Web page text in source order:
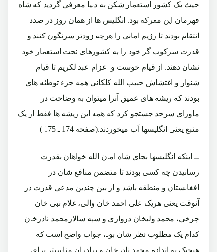
حیث یک کشور استعمار شکن به دنیا معرفی گردید که شاه
قهرمان این معرکه بود. انگلیس ها از همان روز در صدد
انتقام بودند تا رژیم امانی را هرچه زودتر سرنگون کنند و
قدرت سرکوب گر خود را به کشورهای تحت استعمار خود
نشان دهند. از قیام خوست و اعزام عبدالکریم تا قیام
شنوار و اغتشاش حبیب الله کلکانی همه جزء توطئه های
بودند که ریشه های عمیق آنرا میتوان به وضاحت در
ماورای سرحد جستجو کرد که همه این ریشه ها فقط از یک
منبع یعنی انگلیسها آب میخوردند.(صفحه 174 ـ 175 )
ــ اینکه انگلیسها بجای شاه امان الله خواهان بقدرت
رسانیدن چه کسی بودند تا متضمن منافع شان در
افغانستان و منطقه باشد و از بین چندین مدعی قدرت در
آنوقت یعنی هریک علی احمد خان والی، غلام نبی خان
چرخی، محمد ولیخان دروازی و سپه سالارمحمد نادرخان
کدام یک مطلوب نظر شان بود، جواب واضح است که
هیچیک به اندازه محمد نادرخان و برادران مناسبتر برای